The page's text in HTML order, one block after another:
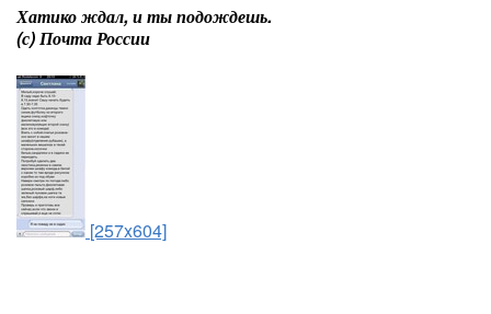
Хатико ждал, и ты подождешь.
(с) Почта России
[257x604]